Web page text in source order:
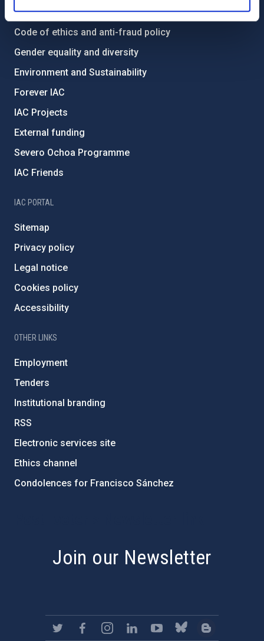
Transparency
Code of ethics and anti-fraud policy
Gender equality and diversity
Environment and Sustainability
Forever IAC
IAC Projects
External funding
Severo Ochoa Programme
IAC Friends
IAC PORTAL
Sitemap
Privacy policy
Legal notice
Cookies policy
Accessibility
OTHER LINKS
Employment
Tenders
Institutional branding
RSS
Electronic services site
Ethics channel
Condolences for Francisco Sánchez
Join our Newsletter